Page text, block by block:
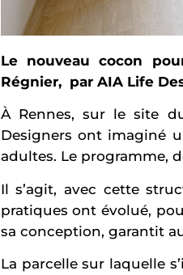
Le nouveau cocon
Régnier, par AIA Life
À Rennes, sur le site
Designers ont imaginé
adultes. Le programme,
Il s’agit, avec cette
pratiques ont évolué,
sa conception, garantit
La parcelle sur laquelle